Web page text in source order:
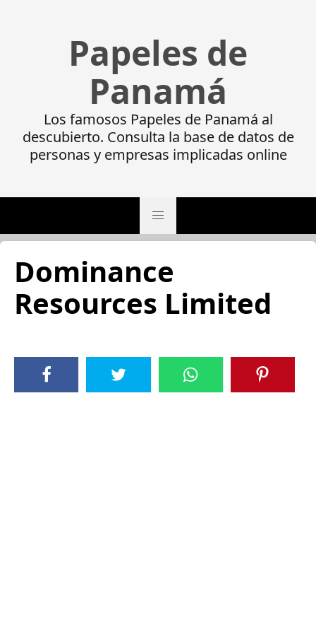
Papeles de
Panamá
Los famosos Papeles de Panamá al
descubierto. Consulta la base de datos de
personas y empresas implicadas online
Dominance
Resources Limited